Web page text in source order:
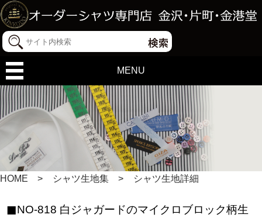
MENU
HOME シャツ生地集 シャツ生地詳細
NO-818 白ジャガードのマイクロブロック柄生